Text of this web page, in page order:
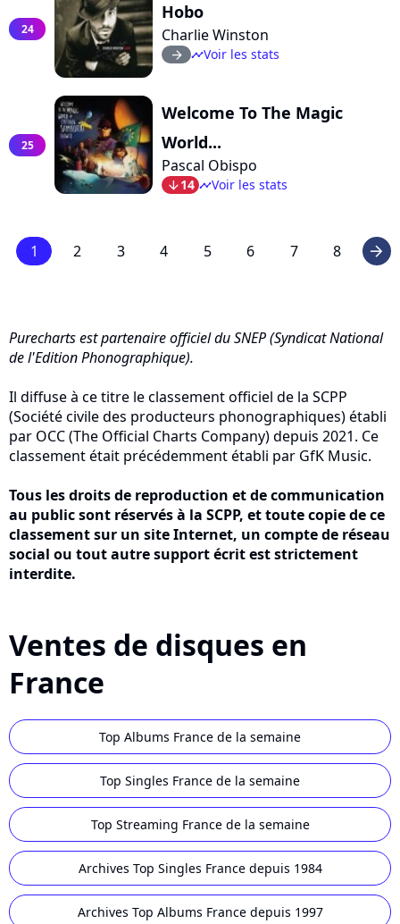
24
Hobo
Charlie Winston
arrow_right timelineVoir les stats
25
Welcome To The Magic
World...
Pascal Obispo
arrow_bot14 timelineVoir les stats
1 2 3 4 5 6 7 8 arrow_right
Purecharts est partenaire officiel du SNEP (Syndicat National
de l'Edition Phonographique).
Il diffuse à ce titre le classement officiel de la SCPP
(Société civile des producteurs phonographiques) établi
par OCC (The Official Charts Company) depuis 2021. Ce
classement était précédemment établi par GfK Music.
Tous les droits de reproduction et de communication
au public sont réservés à la SCPP, et toute copie de ce
classement sur un site Internet, un compte de réseau
social ou tout autre support écrit est strictement
interdite.
Ventes de disques en
France
Top Albums France de la semaine
Top Singles France de la semaine
Top Streaming France de la semaine
Archives Top Singles France depuis 1984
Archives Top Albums France depuis 1997